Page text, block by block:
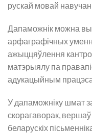
рускай мовай
Дапаможнік можна
арфаграфічных
ажыццяўлення
матэрыялу па
адукацыйным
У дапаможніку шмат
скорагаворак,
беларускіх